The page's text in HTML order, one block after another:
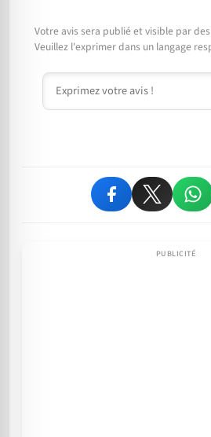
Votre avis sera publié et visible par
Veuillez l'exprimer dans un langage
Commentaire